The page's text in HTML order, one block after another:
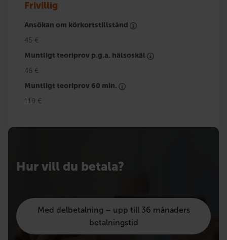
Frivillig
Ansökan om körkortstillstånd
45 €
Muntligt teoriprov p.g.a. hälsoskäl
46 €
Muntligt teoriprov 60 min.
119 €
Hur vill du betala?
Med delbetalning – upp till 36 månaders
betalningstid